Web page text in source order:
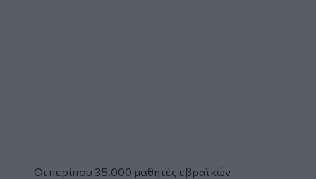
Οι περίπου 35.000 μαθητές εβραϊκών